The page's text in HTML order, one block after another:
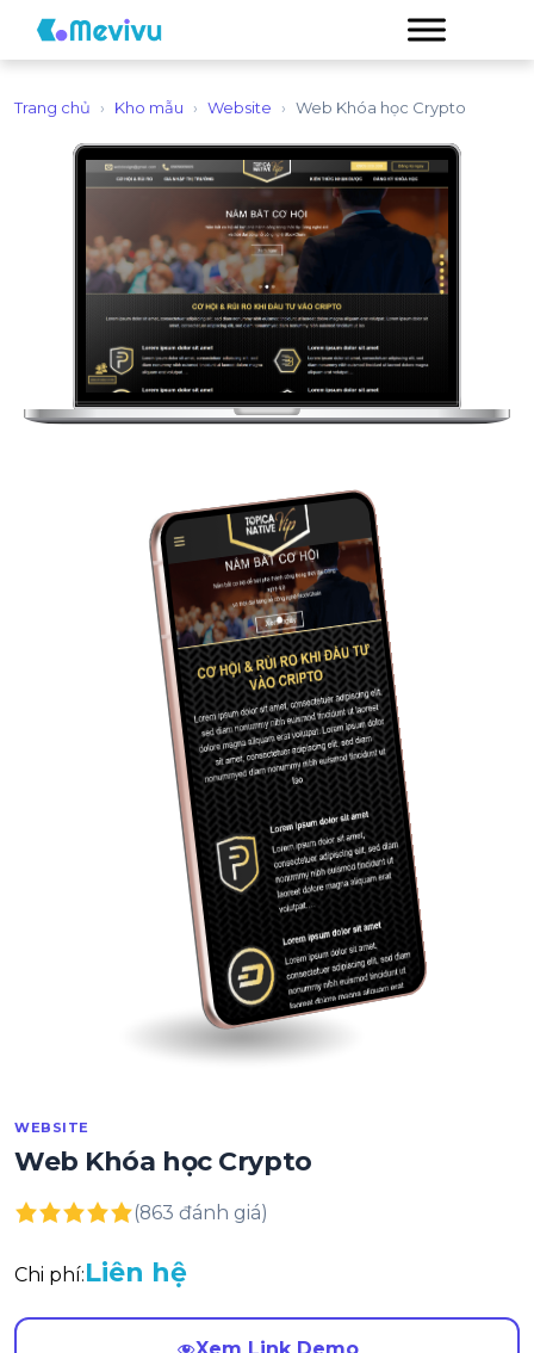
Trang chủ › Kho mẫu › Website › Web Khóa học Crypto
WEBSITE
Web Khóa học Crypto
(863 đánh giá)
Chi phí:Liên hệ